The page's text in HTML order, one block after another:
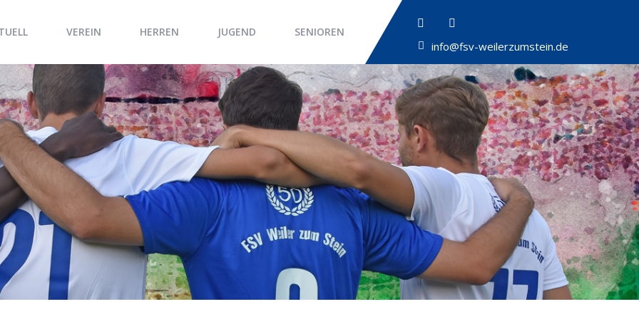
info@fsv-weilerzumstein.de
VEREIN HERREN JUGEND SENIOREN